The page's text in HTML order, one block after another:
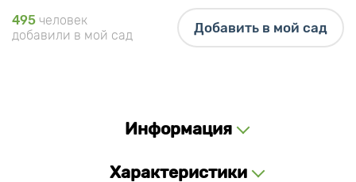
495 человек
добавили в мой сад
Добавить в мой сад
Информация
Характеристики